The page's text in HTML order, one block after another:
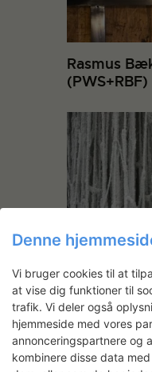
Rasmus
(PWS+RBF)
Eli
Denne
Vi bruger cookies til at
at vise dig funktioner til
trafik. Vi deler også
hjemmeside med vores
annonceringspartnere og
kombinere disse data